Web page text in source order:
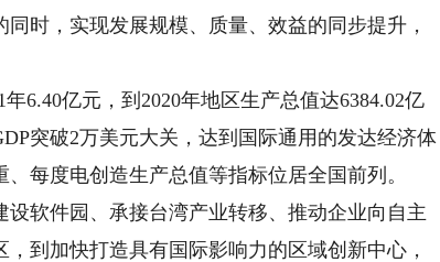
时，实现发展规模、质量、效益的同步提升，
亿元，到2020年地区生产总值达6384.02亿
突破2万美元大关，达到国际通用的发达经济体
每度电创造生产总值等指标位居全国前列。
软件园、承接台湾产业转移、推动企业向自主
到加快打造具有国际影响力的区域创新中心，